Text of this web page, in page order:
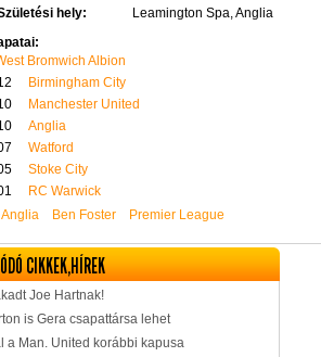
hely:
Leamington Spa, Anglia
Bromwich Albion
Birmingham City
Manchester United
Anglia
Watford
Stoke City
RC Warwick
Anglia Ben Foster Premier League
CIKKEK,HÍREK
Joe Hartnak!
is Gera csapattársa lehet
a Man. United korábbi kapusa